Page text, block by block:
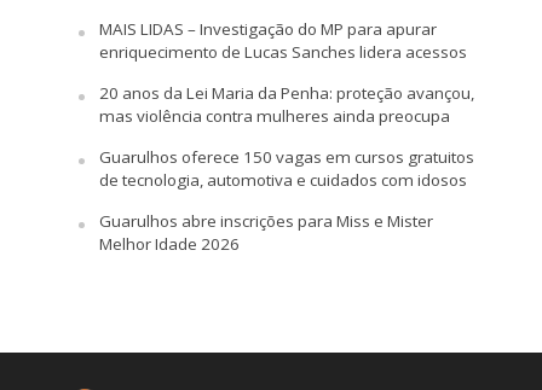
MAIS LIDAS – Investigação do MP para apurar
enriquecimento de Lucas Sanches lidera acessos
20 anos da Lei Maria da Penha: proteção avançou,
mas violência contra mulheres ainda preocupa
Guarulhos oferece 150 vagas em cursos gratuitos
de tecnologia, automotiva e cuidados com idosos
Guarulhos abre inscrições para Miss e Mister
Melhor Idade 2026